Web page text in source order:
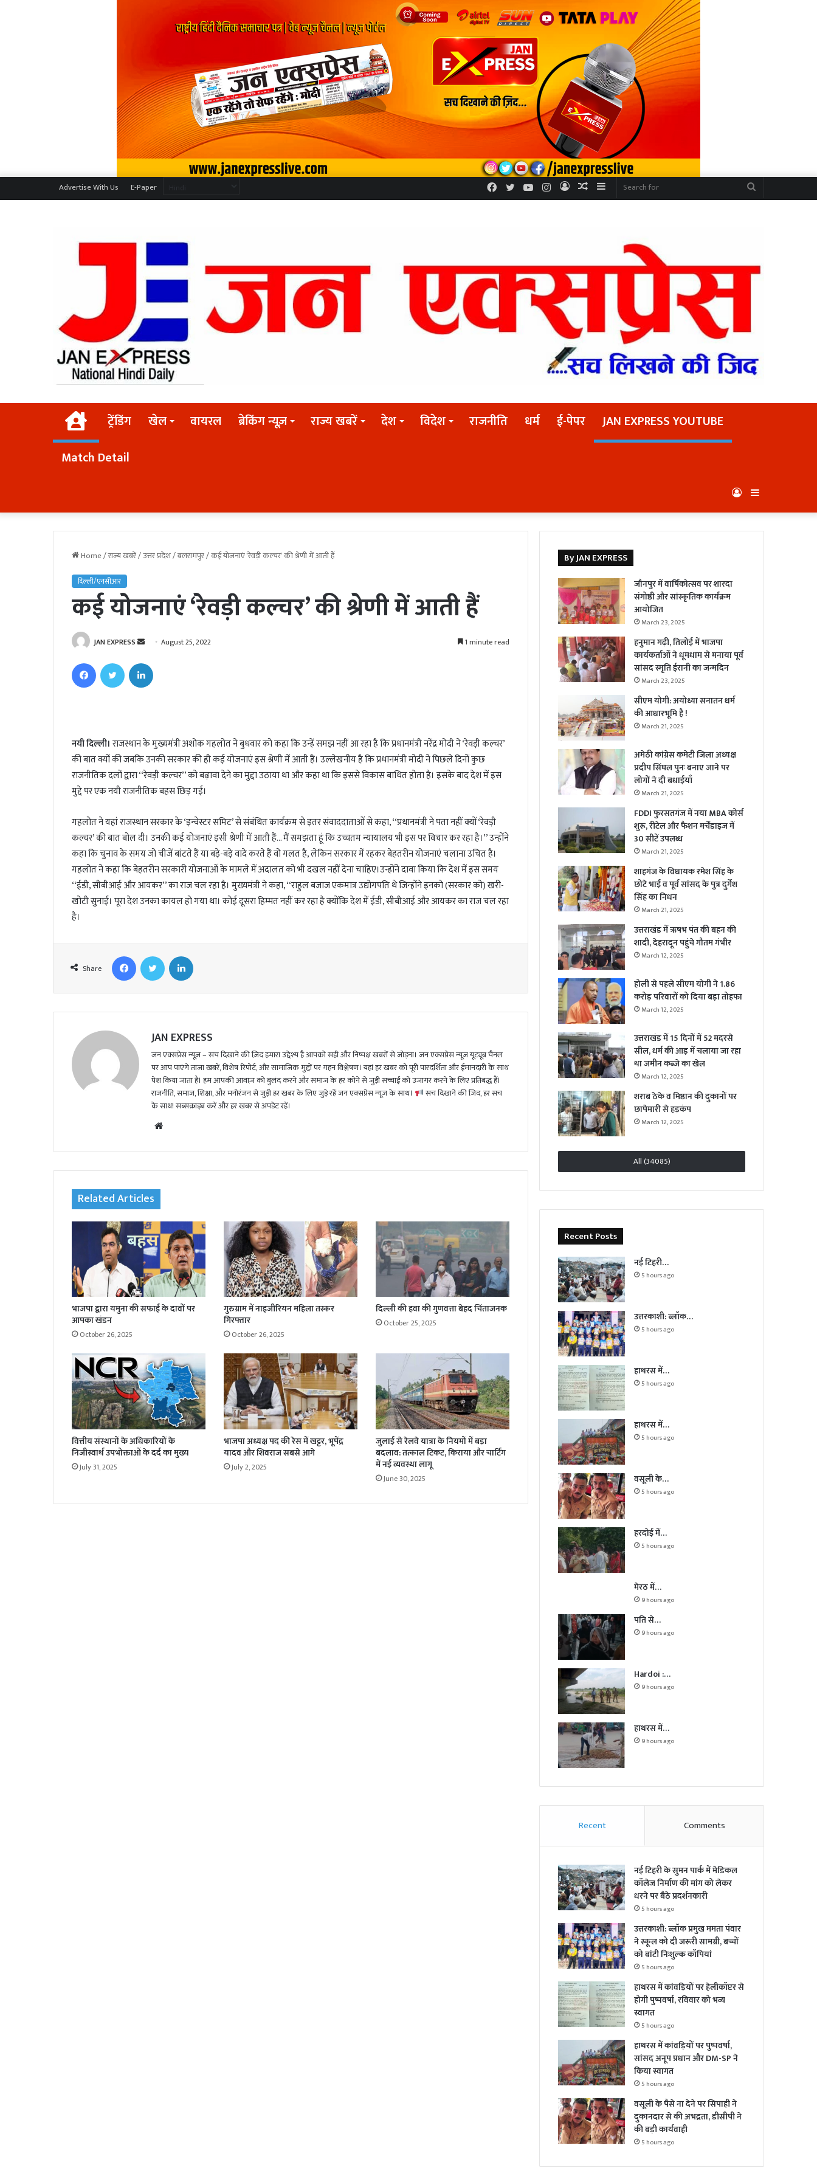
Advertise With Us E-Paper Sidebar
Random
Log
Instagram
YouTube
Twitter
Facebook
Homeट्रेंडिंग खेल वायरल ब्रेकिंग न्यूज़ राज्य खबरें देश विदेश राजनीति धर्म ई-पेपर
JAN EXPRESS YOUTUBE
Match Detail
Log
In
Home/राज्य खबरें/उत्तर प्रदेश/बलरामपुर/कई योजनाएं ‘रेवड़ी कल्चर’ की श्रेणी में आती हैं
दिल्ली/एनसीआर
कई योजनाएं ‘रेवड़ी कल्चर’ की श्रेणी में आती हैं
JAN EXPRESS
d
m
a
i
l
August 25, 2022 1 minute read
नयी दिल्ली। राजस्थान के मुख्यमंत्री अशोक गहलोत ने बुधवार को कहा कि उन्हें समझ नहीं आ रहा है कि प्रधानमंत्री नरेंद्र मोदी ने ‘रेवड़ी कल्चर’
की बात क्यों की जबकि उनकी सरकार की ही कई योजनाएं इस श्रेणी में आती हैं। उल्लेखनीय है कि प्रधानमंत्री मोदी ने पिछले दिनों कुछ
राजनीतिक दलों द्वारा ‘‘रेवड़ी कल्चर’’ को बढ़ावा देने का मुद्दा उठाया था और कहा था कि इससे विकास बाधित होता है। इसके बाद देश में इस
मुद्दे पर एक नयी राजनीतिक बहस छिड़ गई।
गहलोत ने यहां राजस्थान सरकार के ‘इन्वेस्टर समिट’ से संबंधित कार्यक्रम से इतर संवाददाताओं से कहा, ‘‘प्रधानमंत्री ने पता नहीं क्यों ‘रेवड़ी
कल्चर’ की बात बोल दी। उनकी कई योजनाएं इसी श्रेणी में आती हैं… मैं समझता हूं कि उच्चतम न्यायालय भी इस पर विचार कर रहा है।’’ उन्होंने
कहा कि चुनाव के समय जो चीजें बांटते हैं या बड़े-बड़े वादे करते हैं वो गलत है, लेकिन सरकार में रहकर बेहतरीन योजनाएं चलाना उचित है।
गहलोत ने कहा कि बेहतरीन सरकारी योजनाओं के मामले में अदालत को भी दखल नहीं देना चाहिए।उन्होंने दावा किया कि देश में इस समय
‘‘ईडी, सीबीआई और आयकर’’ का राज चल रहा है। मुख्यमंत्री ने कहा, ‘‘राहुल बजाज एकमात्र उद्योगपति थे जिन्होंने इनको (सरकार को) खरी-
खोटी सुनाई। पूरा देश उनका कायल हो गया था। कोई दूसरा हिम्मत नहीं कर रहा है क्योंकि देश में ईडी, सीबीआई और आयकर का राज चल रहा
है।
Share
JAN EXPRESS
जन एक्सप्रेस न्यूज़ – सच दिखाने की ज़िद हमारा उद्देश्य है आपको सही और निष्पक्ष खबरों से जोड़ना। जन एक्सप्रेस न्यूज़ यूट्यूब चैनल
पर आप पाएंगे ताजा खबरें, विशेष रिपोर्ट, और सामाजिक मुद्दों पर गहन विश्लेषण। यहां हर खबर को पूरी पारदर्शिता और ईमानदारी के साथ
पेश किया जाता है। हम आपकी आवाज़ को बुलंद करने और समाज के हर कोने से जुड़ी सच्चाई को उजागर करने के लिए प्रतिबद्ध हैं।
राजनीति, समाज, शिक्षा, और मनोरंजन से जुड़ी हर खबर के लिए जुड़े रहें जन एक्सप्रेस न्यूज़ के साथ।
सच दिखाने की ज़िद, हर सच
के साथ! सब्सक्राइब करें और हर खबर से अपडेट रहें।
te
Related Articles
भाजपा द्वारा यमुना की सफाई के दावों पर
आपका खंडन
October 26, 2025
गुरुग्राम में नाइजीरियन महिला तस्कर
गिरफ्तार
October 26, 2025
दिल्ली की हवा की गुणवत्ता बेहद चिंताजनक
October 25, 2025
वित्तीय संस्थानों के अधिकारियों के
निजीस्वार्थ उपभोक्ताओं के दर्द का मुख्य
July 31, 2025
भाजपा अध्यक्ष पद की रेस में खट्टर, भूपेंद्र
यादव और शिवराज सबसे आगे
July 2, 2025
जुलाई से रेलवे यात्रा के नियमों में बड़ा
बदलाव: तत्काल टिकट, किराया और चार्टिंग
में नई व्यवस्था लागू
June 30, 2025
By JAN EXPRESS
जौनपुर में वार्षिकोत्सव पर शारदा
संगोष्ठी और सांस्कृतिक कार्यक्रम
आयोजित
March 23, 2025
हनुमान गढ़ी, तिलोई में भाजपा
कार्यकर्ताओं ने धूमधाम से मनाया पूर्व
सांसद स्मृति ईरानी का जन्मदिन
March 23, 2025
सीएम योगी: अयोध्या सनातन धर्म
की आधारभूमि है !
March 21, 2025
अमेठी कांग्रेस कमेटी जिला अध्यक्ष
प्रदीप सिंघल पुनः बनाए जाने पर
लोगों ने दी बधाईयाँ
March 21, 2025
FDDI फुरसतगंज में नया MBA कोर्स
शुरू, रीटेल और फैशन मर्चेंडाइज में
30 सीटें उपलब्ध
March 21, 2025
शाहगंज के विधायक रमेश सिंह के
छोटे भाई व पूर्व सांसद के पुत्र दुर्गेश
सिंह का निधन
March 21, 2025
उत्तराखंड में ऋषभ पंत की बहन की
शादी, देहरादून पहुंचे गौतम गंभीर
March 12, 2025
होली से पहले सीएम योगी ने 1.86
करोड़ परिवारों को दिया बड़ा तोहफा
March 12, 2025
उत्तराखंड में 15 दिनों में 52 मदरसे
सील, धर्म की आड़ में चलाया जा रहा
था जमीन कब्जे का खेल
March 12, 2025
शराब ठेके व मिष्ठान की दुकानों पर
छापेमारी से हड़कंप
March 12, 2025
All (34085)
Recent Posts
नई टिहरी…
5 hours ago
उत्तरकाशी: ब्लॉक…
5 hours ago
हाथरस में…
5 hours ago
हाथरस में…
5 hours ago
वसूली के…
5 hours ago
हरदोई में…
5 hours ago
मेरठ में…
9 hours ago
पति से…
9 hours ago
Hardoi :…
9 hours ago
हाथरस में…
9 hours ago
Recent Comments
नई टिहरी के सुमन पार्क में मेडिकल
कॉलेज निर्माण की मांग को लेकर
धरने पर बैठे प्रदर्शनकारी
5 hours ago
उत्तरकाशी: ब्लॉक प्रमुख ममता पंवार
ने स्कूल को दी जरूरी सामग्री, बच्चों
को बांटी निःशुल्क कॉपियां
5 hours ago
हाथरस में कांवड़ियों पर हेलीकॉप्टर से
होगी पुष्पवर्षा, रविवार को भव्य
स्वागत
5 hours ago
हाथरस में कांवड़ियों पर पुष्पवर्षा,
सांसद अनूप प्रधान और DM-SP ने
किया स्वागत
5 hours ago
वसूली के पैसे ना देने पर सिपाही ने
दुकानदार से की अभद्रता, डीसीपी ने
की बड़ी कार्यवाही
5 hours ago